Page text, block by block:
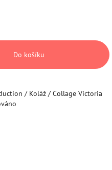
Do košíku
/ Koláž / Collage Victoria